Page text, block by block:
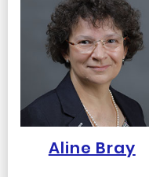
Aline Bray